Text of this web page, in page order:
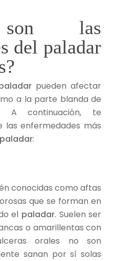
son las
del paladar
pueden afectar
a la parte blanda de
A continuación, te
las enfermedades más
paladar:
conocidas como aftas
que se forman en
el paladar. Suelen ser
o amarillentas con
orales no son
sanan por sí solas